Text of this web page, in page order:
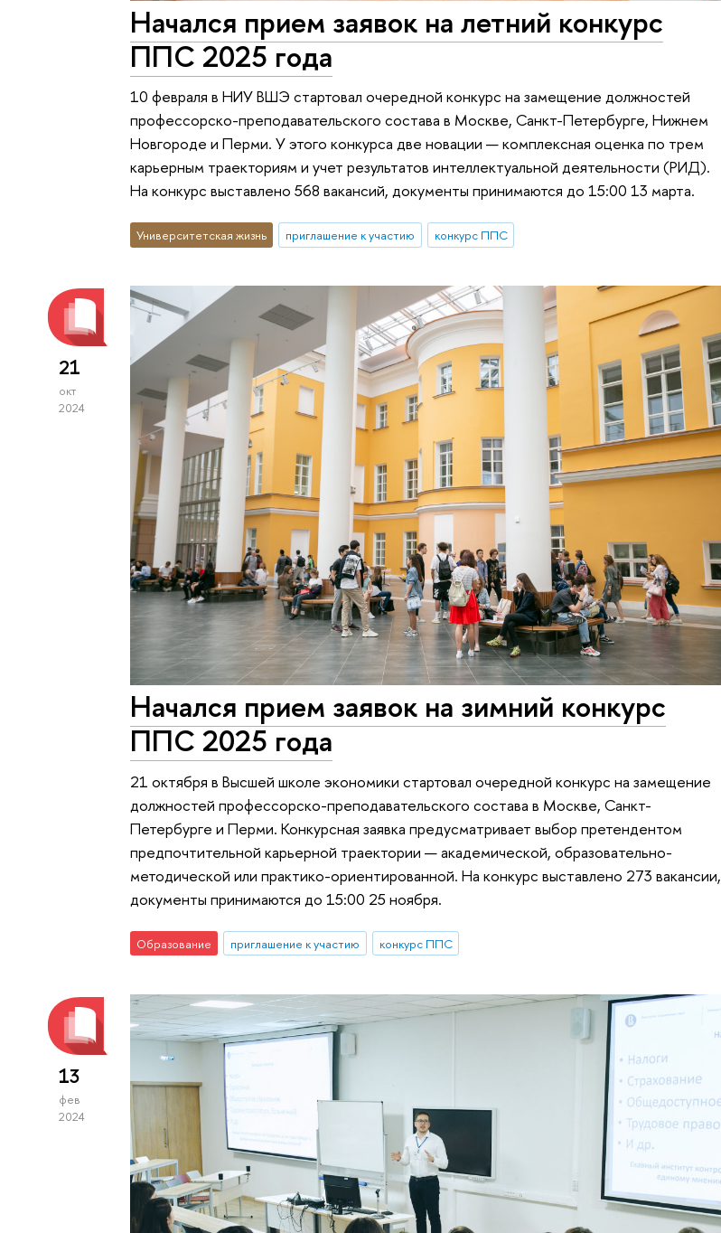
Начался прием заявок на летний конкурс
ППС 2025 года
10 февраля в НИУ ВШЭ стартовал очередной конкурс на замещение должностей
профессорско-преподавательского состава в Москве, Санкт-Петербурге, Нижнем
Новгороде и Перми. У этого конкурса две новации — комплексная оценка по трем
карьерным траекториям и учет результатов интеллектуальной деятельности (РИД).
На конкурс выставлено 568 вакансий, документы принимаются до 15:00 13 марта.
Университетская жизнь приглашение к участию конкурс ППС
21
окт
2024
Начался прием заявок на зимний конкурс
ППС 2025 года
21 октября в Высшей школе экономики стартовал очередной конкурс на замещение
должностей профессорско-преподавательского состава в Москве, Санкт-
Петербурге и Перми. Конкурсная заявка предусматривает выбор претендентом
предпочтительной карьерной траектории — академической, образовательно-
методической или практико-ориентированной. На конкурс выставлено 273 вакансии,
документы принимаются до 15:00 25 ноября.
Образование приглашение к участию конкурс ППС
13
фев
2024